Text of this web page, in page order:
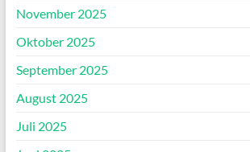
November 2025
Oktober 2025
September 2025
August 2025
Juli 2025